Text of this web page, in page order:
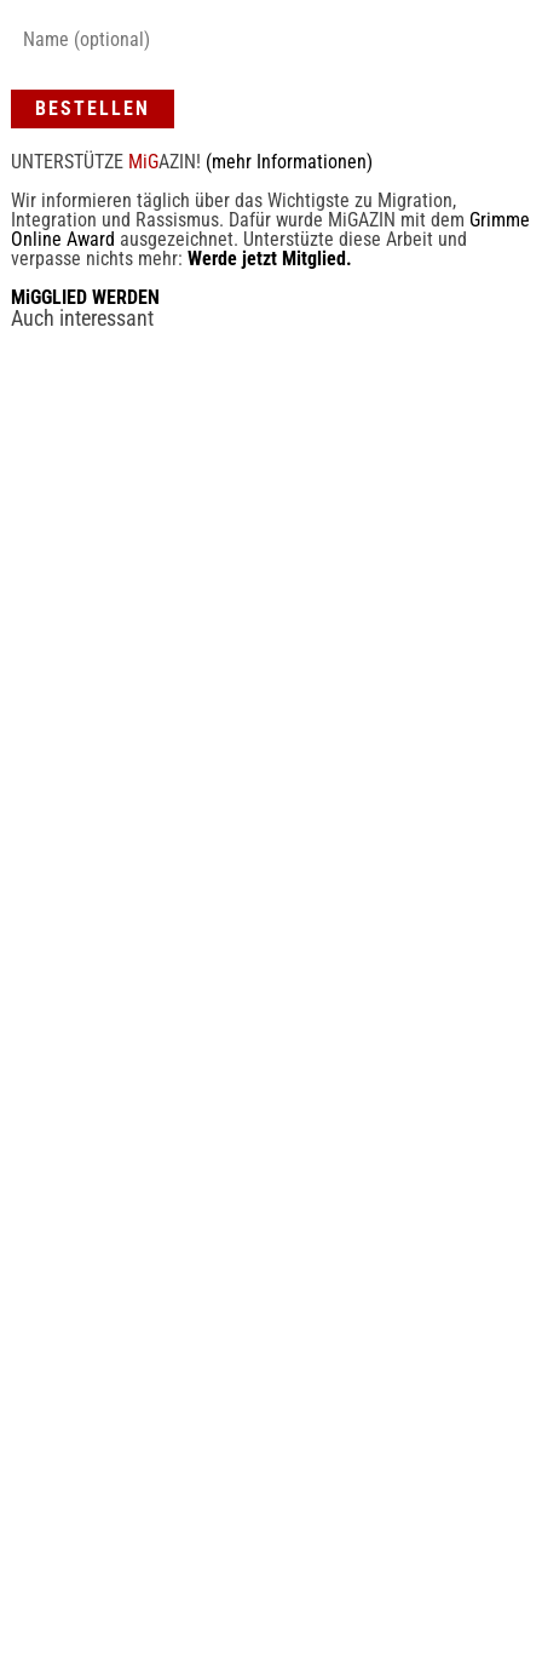
UNTERSTÜTZE MiGAZIN! (mehr Informationen)
Wir informieren täglich über das Wichtigste zu Migration,
Integration und Rassismus. Dafür wurde MiGAZIN mit dem Grimme
Online Award ausgezeichnet. Unterstüzte diese Arbeit und
verpasse nichts mehr: Werde jetzt Mitglied.
MiGGLIED WERDEN
Auch interessant